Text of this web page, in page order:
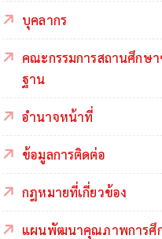
บุคลากร
คณะกรรมการสถานศึกษ
ฐาน
อำนาจหน้าที่
ข้อมูลการติดต่อ
กฎหมายที่เกี่ยวข้อง
แผนพัฒนาคุณภาพการศึ